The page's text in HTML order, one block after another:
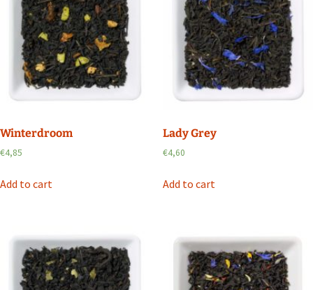
Winterdroom
€4,85
Add to cart
Lady Grey
€4,60
Add to cart